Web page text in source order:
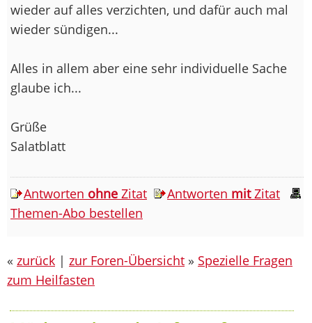
wieder auf alles verzichten, und dafür auch mal
wieder sündigen...
Alles in allem aber eine sehr individuelle Sache
glaube ich...
Grüße
Salatblatt
Antworten ohne Zitat Antworten mitZitat
Themen-Abo bestellen
« zurück | zur Foren-Übersicht » Spezielle Fragen
zum Heilfasten